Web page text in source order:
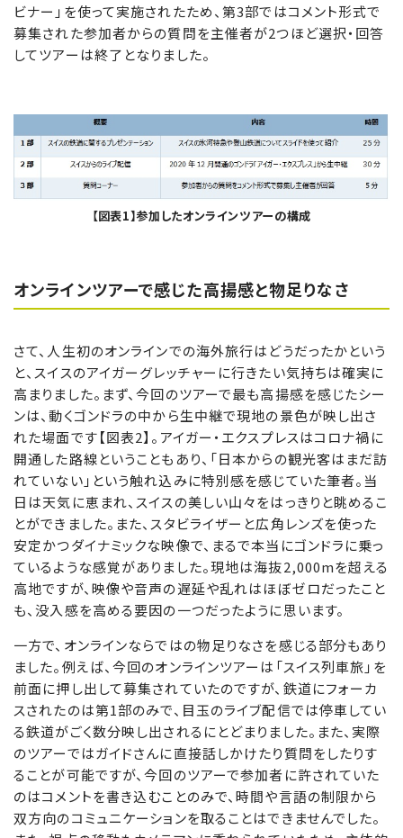
ビナー」を使って実施されたため、第3部ではコメント形式で
募集された参加者からの質問を主催者が2つほど選択・回答
してツアーは終了となりました。
【図表1】参加したオンラインツアーの構成
オンラインツアーで感じた高揚感と物足りなさ
さて、人生初のオンラインでの海外旅行はどうだったかという
と、スイスのアイガーグレッチャーに行きたい気持ちは確実に
高まりました。まず、今回のツアーで最も高揚感を感じたシー
ンは、動くゴンドラの中から生中継で現地の景色が映し出さ
れた場面です【図表2】。アイガー・エクスプレスはコロナ禍に
開通した路線ということもあり、「日本からの観光客はまだ訪
れていない」という触れ込みに特別感を感じていた筆者。当
日は天気に恵まれ、スイスの美しい山々をはっきりと眺めるこ
とができました。また、スタビライザーと広角レンズを使った
安定かつダイナミックな映像で、まるで本当にゴンドラに乗っ
ているような感覚がありました。現地は海抜2,000mを超える
高地ですが、映像や音声の遅延や乱れはほぼゼロだったこと
も、没入感を高める要因の一つだったように思います。
一方で、オンラインならではの物足りなさを感じる部分もあり
ました。例えば、今回のオンラインツアーは「スイス列車旅」を
前面に押し出して募集されていたのですが、鉄道にフォーカ
スされたのは第1部のみで、目玉のライブ配信では停車してい
る鉄道がごく数分映し出されるにとどまりました。また、実際
のツアーではガイドさんに直接話しかけたり質問をしたりす
ることが可能ですが、今回のツアーで参加者に許されていた
のはコメントを書き込むことのみで、時間や言語の制限から
双方向のコミュニケーションを取ることはできませんでした。